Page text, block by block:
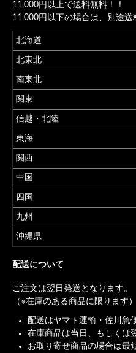
11,000円以上で送料無料！！
11,000円以下の場合は、別途送
北海道
北東北
南東北
関東
信越・北陸
東海
関西
中国
四国
九州
沖縄県
配送について
ご注文は翌日発送となります。
（※在庫のある商品に限ります）
配送はヤマト運輸・佐川急
在庫商品は当日、もしくは
お取り寄せ商品の場合は最